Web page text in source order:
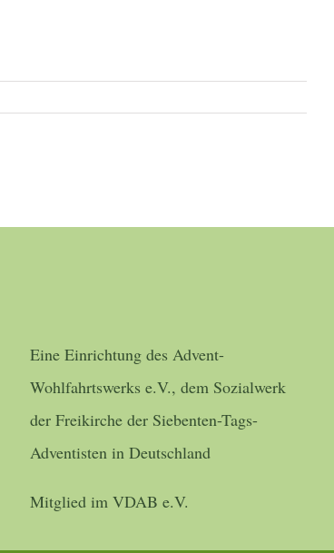
Eine Einrichtung des Advent-
Wohlfahrtswerks e.V., dem Sozialwerk
der Freikirche der Siebenten-Tags-
Adventisten in Deutschland
Mitglied im VDAB e.V.